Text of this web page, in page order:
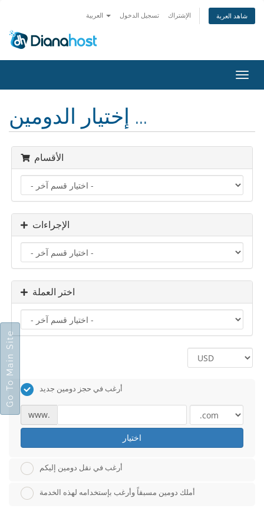
تسجيل الدخول الإشتراك شاهد العربة
تبديل
التنقل
إختيار الدومين ...
الأقسام
الإجراءات
اختر العملة
أرغب في حجز دومين جديد
www.
اختيار
أرغب في نقل دومين إليكم
أملك دومين مسبقاً وأرغب بإستخدامه لهذه الخدمة
Go To Main Site